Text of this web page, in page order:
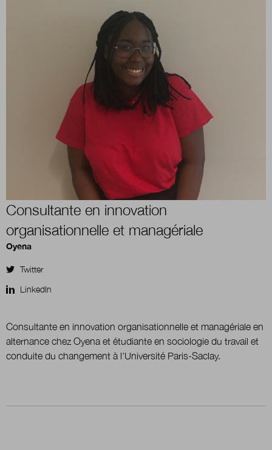
Qui sommes-nous ?
Nous contacter
Newsletter
Renseignez votre email afin de suivre l'actualité
Nous suivre sur LinkedIn
Consultante en innovation
organisationnelle et managériale
Oyena
Twitter
LinkedIn
Consultante en innovation organisationnelle et managériale en
alternance chez Oyena et étudiante en sociologie du travail et
conduite du changement à l'Université Paris-Saclay.